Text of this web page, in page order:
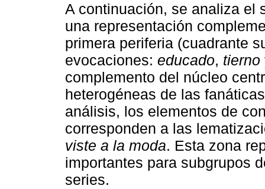
A continuación, se analiza el
una representación
primera periferia (cuadrante
evocaciones: educado, tierno
complemento del núcleo
heterogéneas de las
análisis, los elementos de
corresponden a las
viste a la moda. Esta zona
importantes para subgrupos
series.